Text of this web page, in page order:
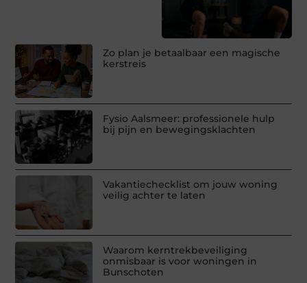
Zo plan je betaalbaar een magische
kerstreis
Fysio Aalsmeer: professionele hulp
bij pijn en bewegingsklachten
Vakantiechecklist om jouw woning
veilig achter te laten
Waarom kerntrekbeveiliging
onmisbaar is voor woningen in
Bunschoten